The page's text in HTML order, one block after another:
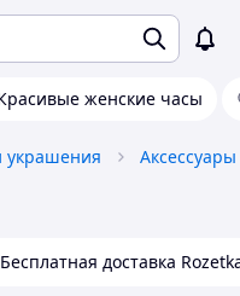
женские часы
украшения Аксессуары
Бесплатная доставка